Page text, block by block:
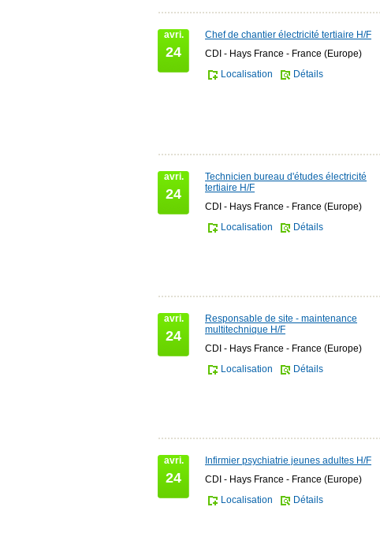
avri.
24
Chef de chantier électricité tertiaire H/F
CDI - Hays France - France (Europe)
Localisation
Détails
avri.
24
Technicien bureau d'études électricité
tertiaire H/F
CDI - Hays France - France (Europe)
Localisation
Détails
avri.
24
Responsable de site - maintenance
multitechnique H/F
CDI - Hays France - France (Europe)
Localisation
Détails
avri.
24
Infirmier psychiatrie jeunes adultes H/F
CDI - Hays France - France (Europe)
Localisation
Détails